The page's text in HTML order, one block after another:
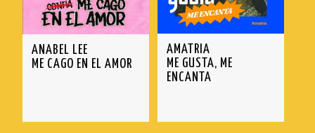
ANABEL LEE
ME CAGO EN EL AMOR
AMATRIA
ME GUSTA, ME
ENCANTA